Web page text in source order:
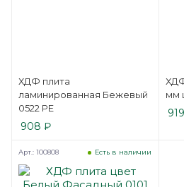
ХДФ плита
ламинированная Бежевый
0522 PE
908 ₽
мм
919
Есть в наличии
Арт.: 100808